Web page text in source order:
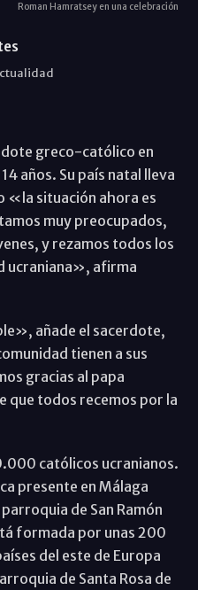
Roman Hamratsey en una celebración
greco-católico en
años. Su país natal lleva
«la situación ahora es
muy preocupados,
y rezamos todos los
ucraniana», afirma
añade el sacerdote,
tienen a sus
gracias al papa
que todos recemos por la
católicos ucranianos.
presente en Málaga
de San Ramón
formada por unas 200
del este de Europa
de Santa Rosa de